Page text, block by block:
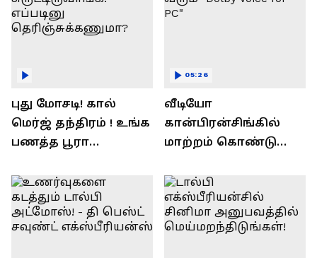
புது மோசடி! கால்
மெர்ஜ் தந்திரம் ! உங்க
பணத்த பூரா
எப்படினு
தெரிஞ்சுக்கணுமா?
வீடியோ
கான்பிரன்சிங்கில்
மாற்றம் கொண்டு
PC"
05:26